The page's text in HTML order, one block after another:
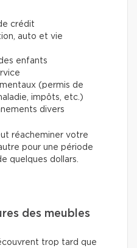
crédit
auto et vie
enfants
(permis de
impôts, etc.)
divers
réacheminer votre
pour une période
quelques dollars.
des meubles
trop tard que